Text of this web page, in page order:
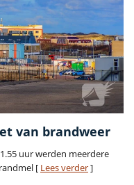
van brandweer
uur werden meerdere
[ Lees verder]